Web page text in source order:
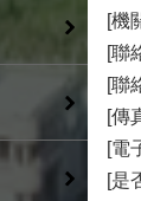
[機
[聯
[聯
[傳
[電
[是